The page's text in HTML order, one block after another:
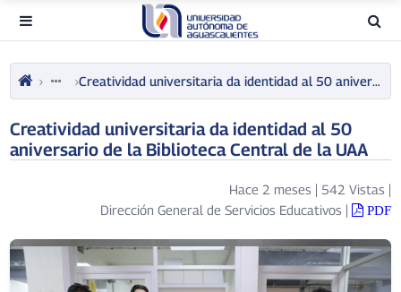
Creatividad universitaria da identidad al 50 aniversario de la Biblioteca Central de la UAA
Creatividad universitaria da identidad al 50
aniversario de la Biblioteca Central de la UAA
Hace 2 meses | 542 Vistas |
Dirección General de Servicios Educativos | PDF